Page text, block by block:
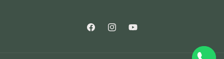
FacebookInstagramYouTube